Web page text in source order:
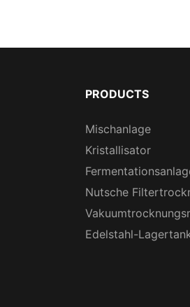
PRODUCTS
Mischanlage
Kristallisator
Nutsche
Edelstahl-